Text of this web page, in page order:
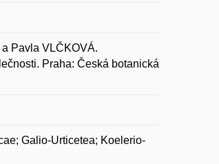
Pavla VLČKOVÁ.
Praha: Česká botanická
Galio-Urticetea; Koelerio-